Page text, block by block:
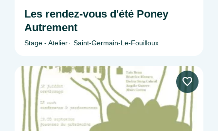
Les rendez-vous d'été Poney
Autrement
Stage - Atelier Saint-Germain-Le-Fouilloux